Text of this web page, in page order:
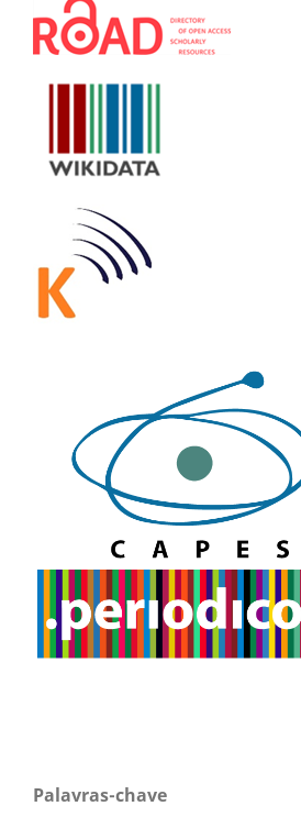
Palavras-chave